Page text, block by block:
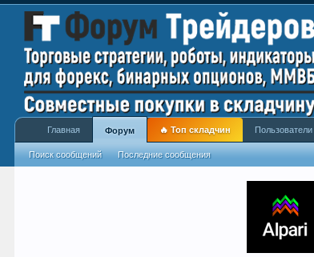
Главная Форум
Поиск сообщений Последние сообщения
🔥 Топ складчин Пользователи